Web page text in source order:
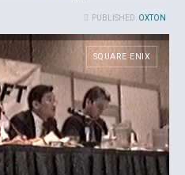
PUBLISHED: OXTON
SQUARE ENIX